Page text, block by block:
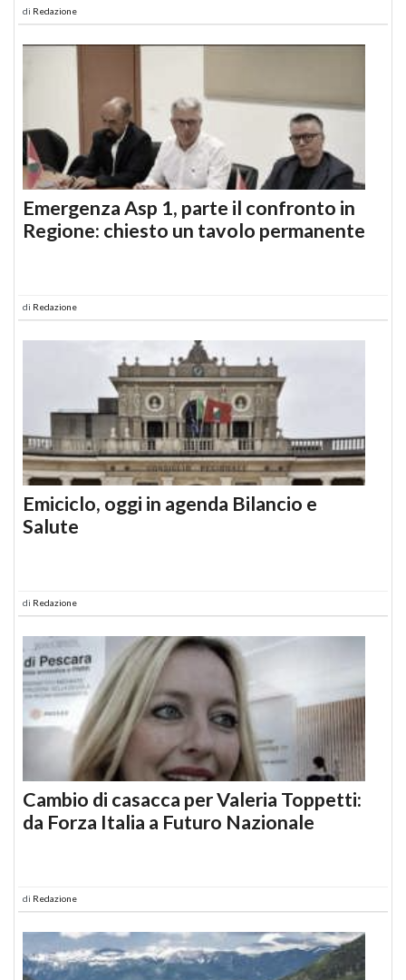
di Redazione
Emergenza Asp 1, parte il confronto in
Regione: chiesto un tavolo permanente
di Redazione
Emiciclo, oggi in agenda Bilancio e
Salute
di Redazione
Cambio di casacca per Valeria Toppetti:
da Forza Italia a Futuro Nazionale
di Redazione